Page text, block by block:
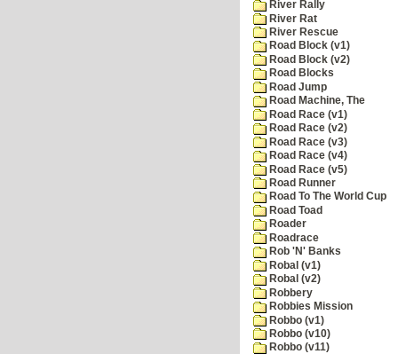
River Rally
River Rat
River Rescue
Road Block (v1)
Road Block (v2)
Road Blocks
Road Jump
Road Machine, The
Road Race (v1)
Road Race (v2)
Road Race (v3)
Road Race (v4)
Road Race (v5)
Road Runner
Road To The World Cup
Road Toad
Roader
Roadrace
Rob 'N' Banks
Robal (v1)
Robal (v2)
Robbery
Robbies Mission
Robbo (v1)
Robbo (v10)
Robbo (v11)